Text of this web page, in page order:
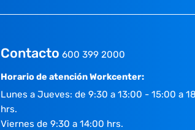
Contacto 600 399 2000
Horario de atención Workcenter:
Lunes a Jueves: de 9:30 a 13:00 - 15:00 a
hrs.
Viernes de 9:30 a 14:00 hrs.